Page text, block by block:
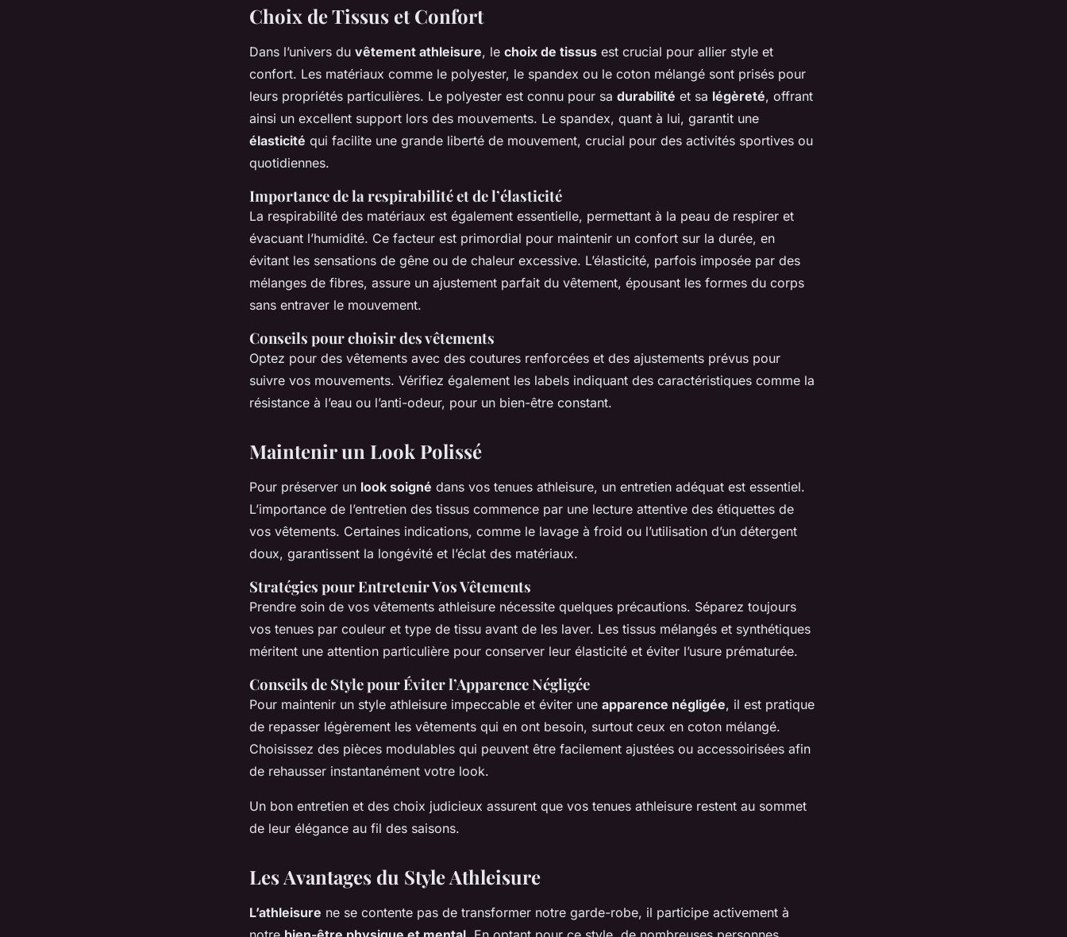
Choix de Tissus et Confort
Dans l’univers du vêtement athleisure, le choix de tissus est crucial pour allier style et
confort. Les matériaux comme le polyester, le spandex ou le coton mélangé sont prisés pour
leurs propriétés particulières. Le polyester est connu pour sa durabilité et sa légèreté, offrant
ainsi un excellent support lors des mouvements. Le spandex, quant à lui, garantit une
élasticité qui facilite une grande liberté de mouvement, crucial pour des activités sportives ou
quotidiennes.
Importance de la respirabilité et de l’élasticité
La respirabilité des matériaux est également essentielle, permettant à la peau de respirer et
évacuant l’humidité. Ce facteur est primordial pour maintenir un confort sur la durée, en
évitant les sensations de gêne ou de chaleur excessive. L’élasticité, parfois imposée par des
mélanges de fibres, assure un ajustement parfait du vêtement, épousant les formes du corps
sans entraver le mouvement.
Conseils pour choisir des vêtements
Optez pour des vêtements avec des coutures renforcées et des ajustements prévus pour
suivre vos mouvements. Vérifiez également les labels indiquant des caractéristiques comme la
résistance à l’eau ou l’anti-odeur, pour un bien-être constant.
Maintenir un Look Polissé
Pour préserver un look soigné dans vos tenues athleisure, un entretien adéquat est essentiel.
L’importance de l’entretien des tissus commence par une lecture attentive des étiquettes de
vos vêtements. Certaines indications, comme le lavage à froid ou l’utilisation d’un détergent
doux, garantissent la longévité et l’éclat des matériaux.
Stratégies pour Entretenir Vos Vêtements
Prendre soin de vos vêtements athleisure nécessite quelques précautions. Séparez toujours
vos tenues par couleur et type de tissu avant de les laver. Les tissus mélangés et synthétiques
méritent une attention particulière pour conserver leur élasticité et éviter l’usure prématurée.
Conseils de Style pour Éviter l’Apparence Négligée
Pour maintenir un style athleisure impeccable et éviter une apparence négligée, il est pratique
de repasser légèrement les vêtements qui en ont besoin, surtout ceux en coton mélangé.
Choisissez des pièces modulables qui peuvent être facilement ajustées ou accessoirisées afin
de rehausser instantanément votre look.
Un bon entretien et des choix judicieux assurent que vos tenues athleisure restent au sommet
de leur élégance au fil des saisons.
Les Avantages du Style Athleisure
L’athleisure ne se contente pas de transformer notre garde-robe, il participe activement à